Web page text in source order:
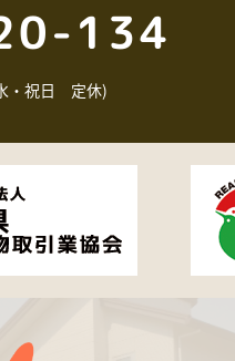
134
・祝日 定休)